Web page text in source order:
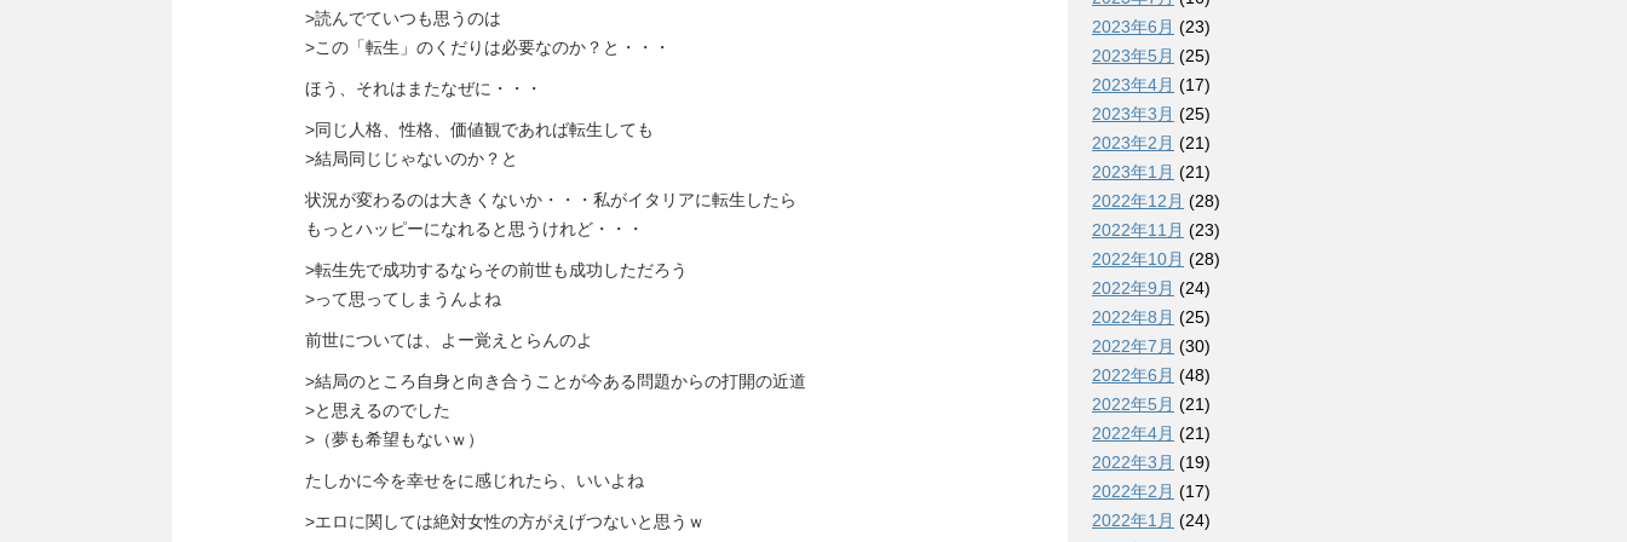
>読んでていつも思うのは
>この「転生」のくだりは必要なのか？と・・・
ほう、それはまたなぜに・・・
>同じ人格、性格、価値観であれば転生しても
>結局同じじゃないのか？と
状況が変わるのは大きくないか・・・私がイタリアに転生したら
もっとハッピーになれると思うけれど・・・
>転生先で成功するならその前世も成功しただろう
>って思ってしまうんよね
前世については、よー覚えとらんのよ
>結局のところ自身と向き合うことが今ある問題からの打開の近道
>と思えるのでした
>（夢も希望もないｗ）
たしかに今を幸せをに感じれたら、いいよね
>エロに関しては絶対女性の方がえげつないと思うｗ
2023年6月 (23)
2023年5月 (25)
2023年4月 (17)
2023年3月 (25)
2023年2月 (21)
2023年1月 (21)
2022年12月 (28)
2022年11月 (23)
2022年10月 (28)
2022年9月 (24)
2022年8月 (25)
2022年7月 (30)
2022年6月 (48)
2022年5月 (21)
2022年4月 (21)
2022年3月 (19)
2022年2月 (17)
2022年1月 (24)